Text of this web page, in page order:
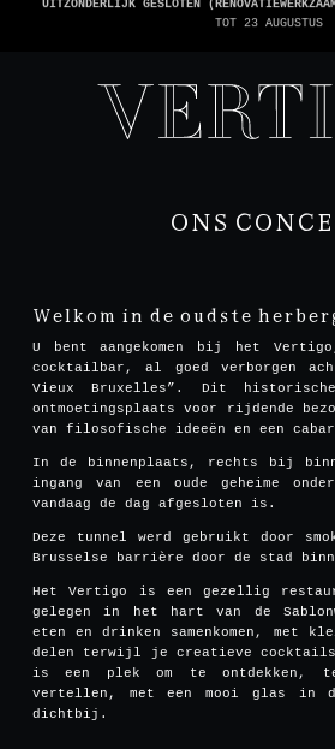
WE ZIJN CASHLESS - ALLEEN KAARTEN
1 REKENING PER TAFEL
ONS
Welkom in de oudste
U bent aangekomen bij het
cocktailbar, al goed verborgen
Vieux Bruxelles”. Dit historische
ontmoetingsplaats voor rijdende
van filosofische ideeën en een
In de binnenplaats, rechts bij
ingang van een oude geheime
vandaag de dag afgesloten is.
Deze tunnel werd gebruikt door
Brusselse barrière door de stad
Het Vertigo is een gezellig
gelegen in het hart van de
eten en drinken samenkomen, met
delen terwijl je creatieve
is een plek om te ontdekken,
vertellen, met een mooi glas in
dichtbij.